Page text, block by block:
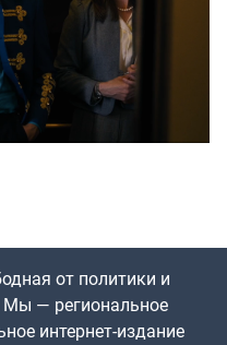
от политики и
Мы — региональное
интернет-издание